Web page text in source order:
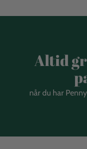
Altid
når du har